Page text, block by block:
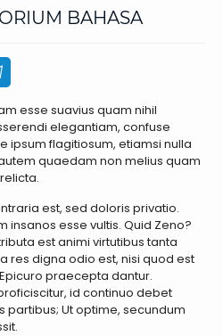
BAHASA
esse suavius quam nihil
elegantiam, confuse
ipsum flagitiosum, etiamsi nulla
quaedam non melius quam
est, sed doloris privatio.
insanos esse vultis. Quid Zeno?
est animi virtutibus tanta
res digna odio est, nisi quod est
praecepta dantur.
id continuo debet
partibus; Ut optime, secundum